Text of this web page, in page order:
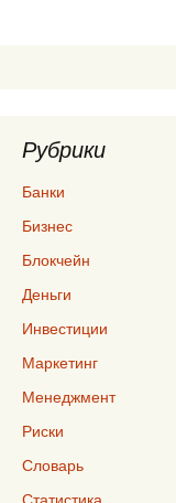
Рубрики
Банки
Бизнес
Блокчейн
Деньги
Инвестиции
Маркетинг
Менеджмент
Риски
Словарь